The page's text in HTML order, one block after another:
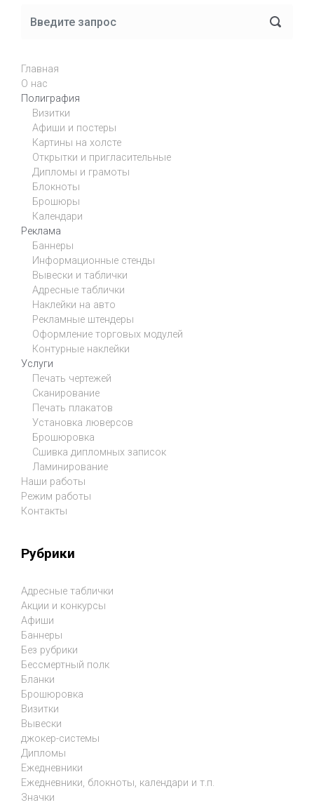
Главная
О нас
Полиграфия
Визитки
Афиши и постеры
Картины на холсте
Открытки и пригласительные
Дипломы и грамоты
Блокноты
Брошюры
Календари
Реклама
Баннеры
Информационные стенды
Вывески и таблички
Адресные таблички
Наклейки на авто
Рекламные штендеры
Оформление торговых модулей
Контурные наклейки
Услуги
Печать чертежей
Сканирование
Печать плакатов
Установка люверсов
Брошюровка
Сшивка дипломных записок
Ламинирование
Наши работы
Режим работы
Контакты
Рубрики
Адресные таблички
Акции и конкурсы
Афиши
Баннеры
Без рубрики
Бессмертный полк
Бланки
Брошюровка
Визитки
Вывески
джокер-системы
Дипломы
Ежедневники
Ежедневники, блокноты, календари и т.п.
Значки